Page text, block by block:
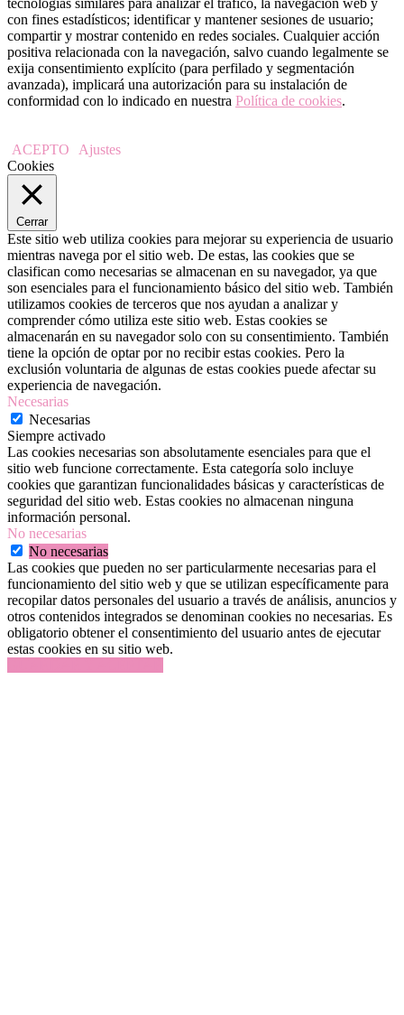
tecnologías similares para analizar el tráfico, la navegación web y
con fines estadísticos; identificar y mantener sesiones de usuario;
compartir y mostrar contenido en redes sociales. Cualquier acción
positiva relacionada con la navegación, salvo cuando legalmente se
exija consentimiento explícito (para perfilado y segmentación
avanzada), implicará una autorización para su instalación de
conformidad con lo indicado en nuestra Política de cookies.
ACEPTO
Ajustes
Cookies
Cerrar
Este sitio web utiliza cookies para mejorar su experiencia de usuario
mientras navega por el sitio web. De estas, las cookies que se
clasifican como necesarias se almacenan en su navegador, ya que
son esenciales para el funcionamiento básico del sitio web. También
utilizamos cookies de terceros que nos ayudan a analizar y
comprender cómo utiliza este sitio web. Estas cookies se
almacenarán en su navegador solo con su consentimiento. También
tiene la opción de optar por no recibir estas cookies. Pero la
exclusión voluntaria de algunas de estas cookies puede afectar su
experiencia de navegación.
Necesarias
Necesarias
Siempre activado
Las cookies necesarias son absolutamente esenciales para que el
sitio web funcione correctamente. Esta categoría solo incluye
cookies que garantizan funcionalidades básicas y características de
seguridad del sitio web. Estas cookies no almacenan ninguna
información personal.
No necesarias
No necesarias
Las cookies que pueden no ser particularmente necesarias para el
funcionamiento del sitio web y que se utilizan específicamente para
recopilar datos personales del usuario a través de análisis, anuncios y
otros contenidos integrados se denominan cookies no necesarias. Es
obligatorio obtener el consentimiento del usuario antes de ejecutar
estas cookies en su sitio web.